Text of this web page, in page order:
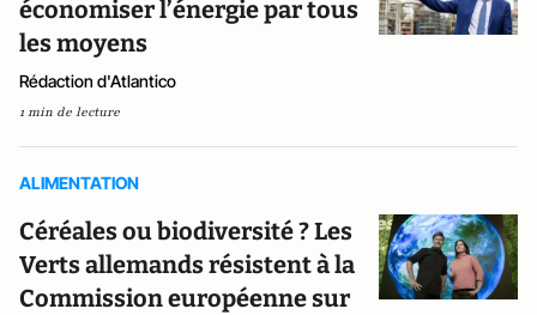
économiser l’énergie par tous
les moyens
Rédaction d'Atlantico
1 min de lecture
ALIMENTATION
Céréales ou biodiversité ? Les
Verts allemands résistent à la
Commission européenne sur